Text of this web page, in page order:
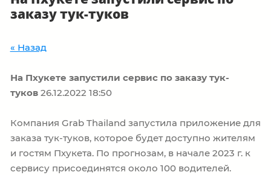
заказу тук-туков
« Назад
На Пхукете запустили сервис по заказу тук-
туков26.12.2022 18:50
Компания Grab Thailand запустила приложение для
заказа тук-туков, которое будет доступно жителям
и гостям Пхукета. По прогнозам, в начале 2023 г. к
сервису присоединятся около 100 водителей.